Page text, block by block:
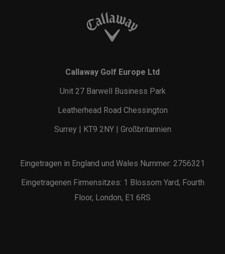
Callaway Golf Europe Ltd
Unit 27 Barwell Business Park
Leatherhead Road Chessington
Surrey | KT9 2NY | Großbritannien
Eingetragen in England und Wales Nummer: 2756321
Eingetragenen Firmensitzes: 1 Blossom Yard, Fourth
Floor, London, E1 6RS